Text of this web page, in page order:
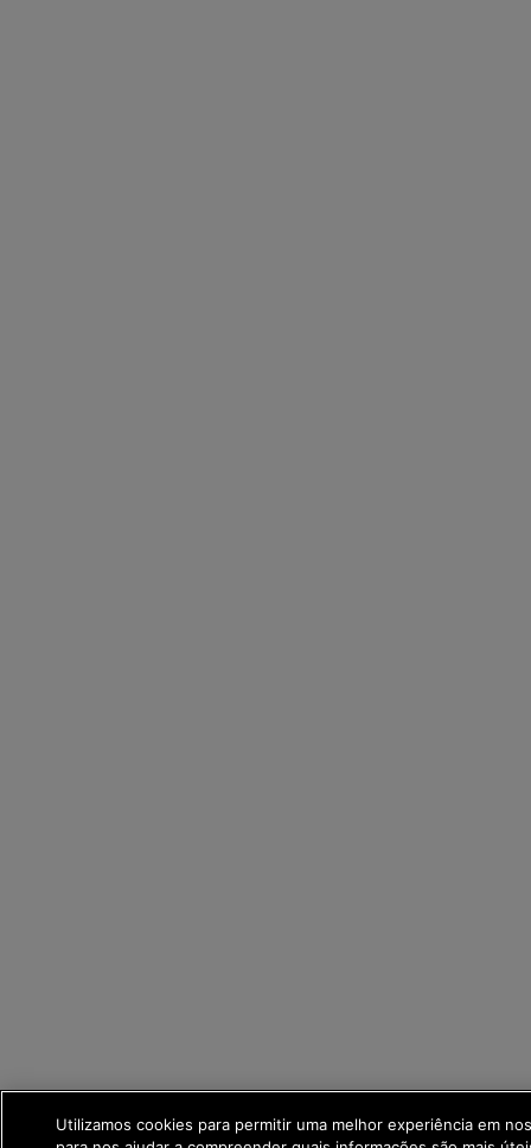
Utilizamos cookies para permitir uma melhor experiência em